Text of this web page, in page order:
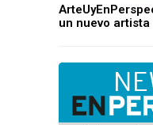
un nuevo